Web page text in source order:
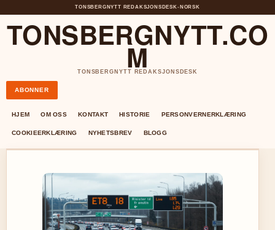
TONSBERGNYTT REDAKSJONSDESK• NORSK
TONSBERGNYTT.CO
M
TONSBERGNYTT REDAKSJONSDESK
ABONNER
HJEM OM OSS KONTAKT HISTORIE PERSONVERNERKLÆRING
COOKIEERKLÆRING NYHETSBREV BLOGG